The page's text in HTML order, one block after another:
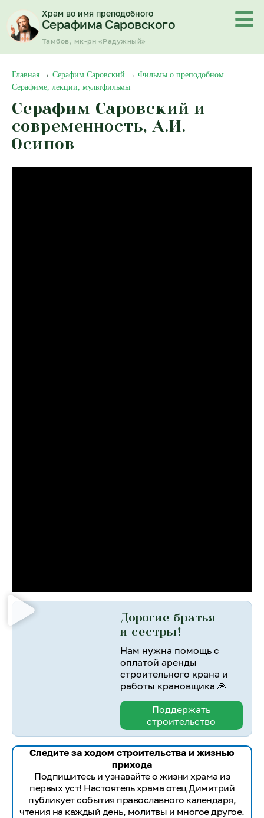
содержимому
Храм во имя преподобного
Серафима Саровского
Тамбов, мк-рн «Радужный»
Главная → Серафим Саровский → Фильмы о преподобном
Серафиме, лекции, мультфильмы
Серафим Саровский и
современность, А.И.
Осипов
Дорогие братья
и сестры!
Нам нужна помощь с
оплатой аренды
строительного крана и
работы крановщика 🙏
Поддержать
строительство
Следите за ходом строительства и жизнью
прихода
Подпишитесь и узнавайте о жизни храма из
первых уст! Настоятель храма отец Димитрий
публикует события православного календаря,
чтения на каждый день, молитвы и многое другое.